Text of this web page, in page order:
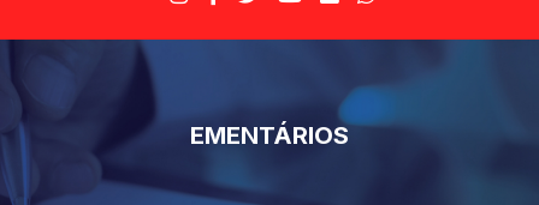
EMENTÁRIOS